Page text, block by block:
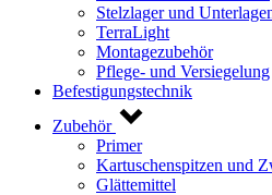
Stelzlager und
TerraLight
Montagezubehör
Pflege- und Versiegelung
Befestigungstechnik
Zubehör
Primer
Kartuschenspitzen und
Glättemittel